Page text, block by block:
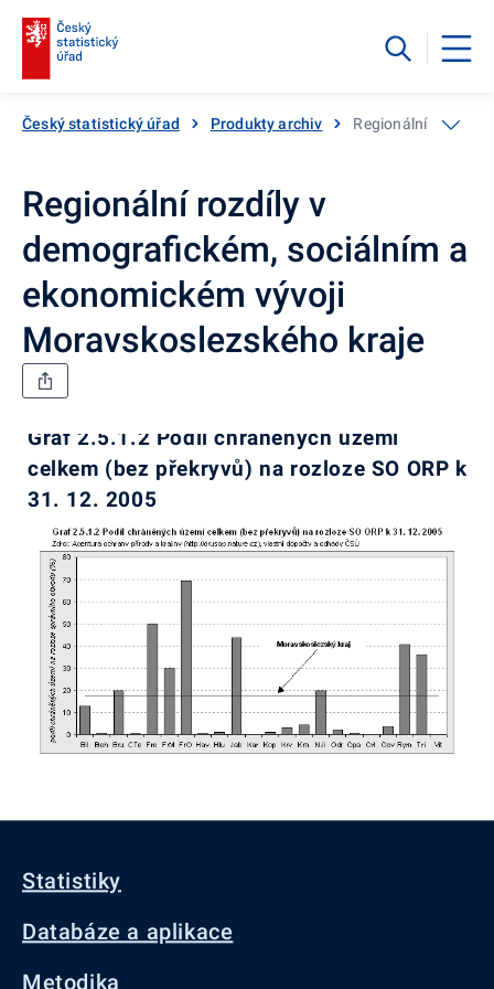
Český statistický úřad Produkty archiv Regionální rozdíly
Regionální rozdíly v
demografickém, sociálním a
ekonomickém vývoji
Moravskoslezského kraje
Graf 2.5.1.2 Podíl chráněných území
celkem (bez překryvů) na rozloze SO ORP k
31. 12. 2005
Statistiky
Databáze a aplikace
Metodika